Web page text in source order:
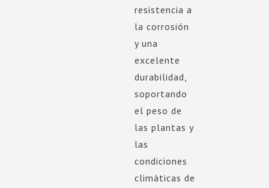
resistencia a
la corrosión
y una
excelente
durabilidad,
soportando
el peso de
las plantas y
las
condiciones
climáticas de